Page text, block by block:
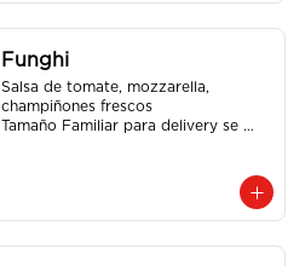
Funghi
Salsa de tomate, mozzarella,
champiñones frescos
Tamaño Familiar para delivery se